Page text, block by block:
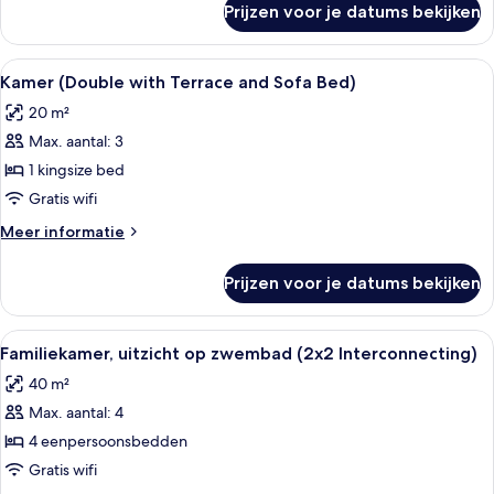
balkon
(Sofa
Bed)
Prijzen voor je datums bekijken
Alle
foto's
voor
Kamer
(Double
with
Terrace
and
Bed)
laden
Een hotelkamer met een bed, een
2
Kamer (Double with Terrace and Sofa Bed)
20 m²
Max. aantal: 3
1 kingsize bed
Gratis wifi
Meer informatie
Meer
(Double
with
Terrace
Sofa
Bed)
Prijzen voor je datums bekijken
Alle
foto's
voor
Familiekamer,
uitzicht
op
Een hotelkamer met een groot bed,
4
Familiekamer, uitzicht op zwembad (2x2 Interconnecting)
40 m²
Max. aantal: 4
4 eenpersoonsbedden
Gratis wifi